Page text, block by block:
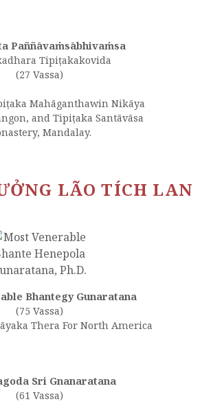
Paññāvaṁsābhivaṁsa
Tipiṭakakovida
(27 Vassa)
Mahāganthawin Nikāya
and Tipiṭaka Santāvāsa
Mandalay.
LÃO TÍCH LAN
Bhantegy Gunaratana
(75 Vassa)
Thera For North America
Sri Gnanaratana
(61 Vassa)